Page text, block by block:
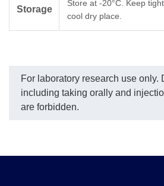
Storage
Store at -20°C. Keep
cool dry place.
For laboratory research use only.
including taking orally and
are forbidden.